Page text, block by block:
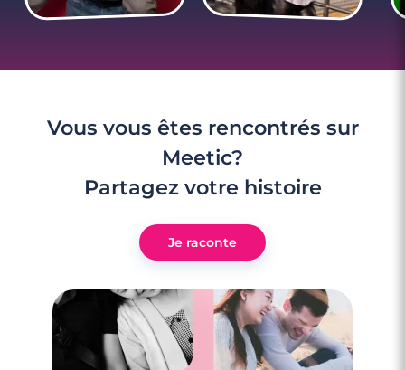
4 minutes
Rencontre à Grasse
Vous vous êtes rencontrés sur
Meetic?
Partagez votre histoire
Je raconte